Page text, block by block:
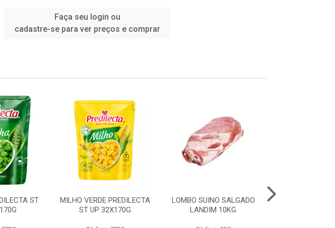
Faça seu login ou
cadastre-se para ver preços e comprar
ST
MILHO VERDE PREDILECTA
ST UP 32X170G
LOMBO SUINO SALGADO
LANDIM 10KG